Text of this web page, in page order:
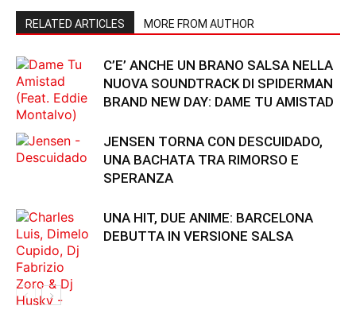
RELATED ARTICLES MORE FROM AUTHOR
C’E’ ANCHE UN BRANO SALSA NELLA
NUOVA SOUNDTRACK DI SPIDERMAN
BRAND NEW DAY: DAME TU AMISTAD
JENSEN TORNA CON DESCUIDADO,
UNA BACHATA TRA RIMORSO E
SPERANZA
UNA HIT, DUE ANIME: BARCELONA
DEBUTTA IN VERSIONE SALSA